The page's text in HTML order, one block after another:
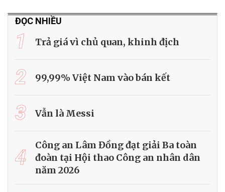
ĐỌC NHIỀU
1 Trả giá vì chủ quan, khinh địch
2 99,99% Việt Nam vào bán kết
3 Vẫn là Messi
4
Công an Lâm Đồng đạt giải Ba toàn
đoàn tại Hội thao Công an nhân dân
năm 2026